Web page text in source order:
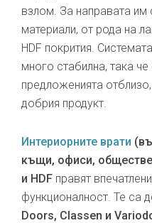
взлом. За направата им
материали, от рода на
HDF покрития.
много стабилна, така
предложенията
добрия продукт.
Интериорните врати
къщи, офиси,
и HDF правят
функционалност. Те са
Doors, Classen и